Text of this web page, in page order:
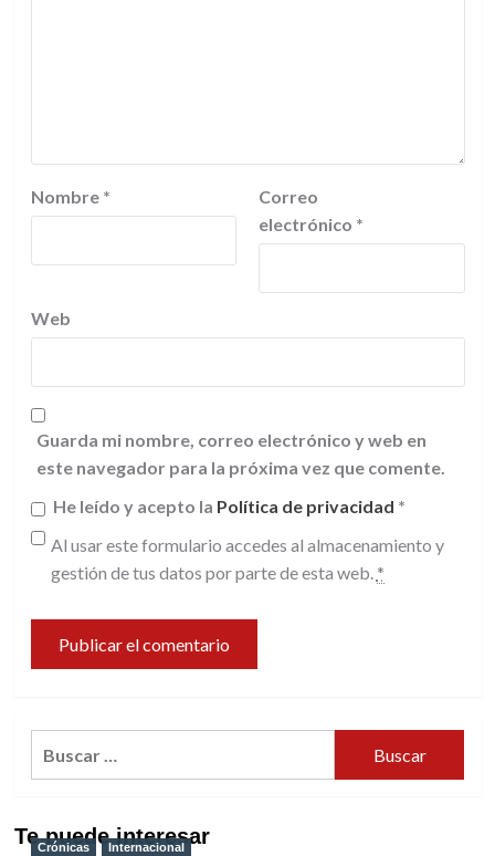
Nombre *
Correo
electrónico *
Web
Guarda mi nombre, correo electrónico y web en
este navegador para la próxima vez que comente.
He leído y acepto la Política de privacidad *
Al usar este formulario accedes al almacenamiento y
gestión de tus datos por parte de esta web. *
Te puede interesar
Crónicas Internacional